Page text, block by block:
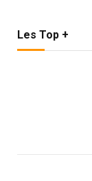
Les Top +